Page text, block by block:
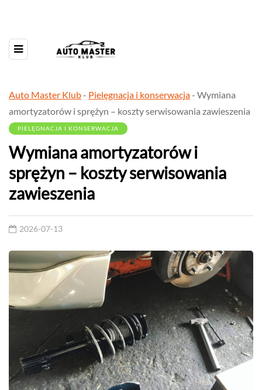
Auto Master Klub- Pielęgnacja i konserwacja- Wymiana
amortyzatorów i sprężyn – koszty serwisowania zawieszenia
PIELĘGNACJA I KONSERWACJA
Wymiana amortyzatorów i
sprężyn – koszty serwisowania
zawieszenia
2026-07-13